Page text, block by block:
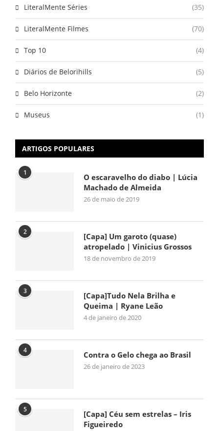
LiteralMente Séries (35)
LiteralMente Filmes (70)
Top 10 (4)
Diários de Belorihills (5)
Belo Horizonte (2)
Museus (1)
ARTIGOS POPULARES
1
O escaravelho do diabo | Lúcia
Machado de Almeida
26 de maio de 2019
2
[Capa] Um garoto (quase)
atropelado | Vinicius Grossos
18 de novembro de 2019
3
[Capa]Tudo Nela Brilha e
Queima | Ryane Leão
4 de janeiro de 2020
4 Contra o Gelo chega ao Brasil
26 de janeiro de 2023
5
[Capa] Céu sem estrelas – Iris
Figueiredo